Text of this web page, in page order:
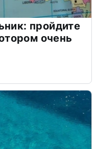
пройдите
очень